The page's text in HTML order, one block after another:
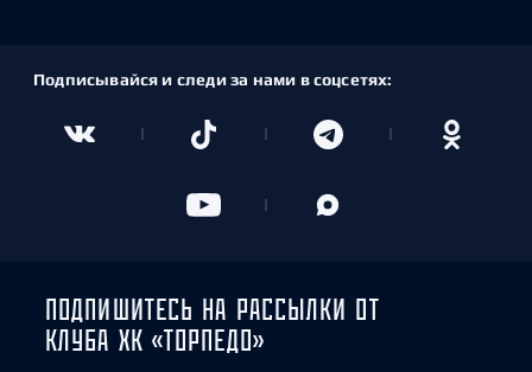
Подписывайся и следи за нами в соцсетях:
ПОДПИШИТЕСЬ НА РАССЫЛКИ ОТ
КЛУБА ХК «ТОРПЕДО»